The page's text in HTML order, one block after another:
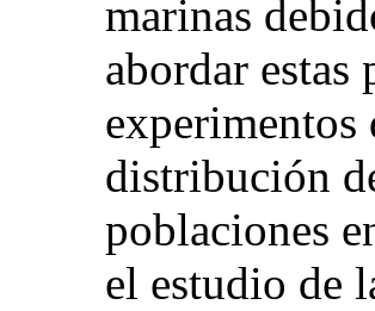
marinas
abordar estas
distribución
poblaciones
el estudio de